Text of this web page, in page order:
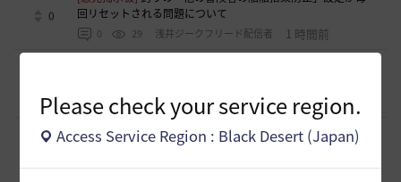
Please check your service region.
Access Service Region : Black Desert (Japan)
0
回リセットされる問題について
0 29 浅井ジークフリード配信者 1 時間前
0 46 浅井ジークフリード配信者 2 時間前
[クラス攻略][エージェント攻略]スキルコンボ動画並びにス
0 65 夜狐丸 3 時間前